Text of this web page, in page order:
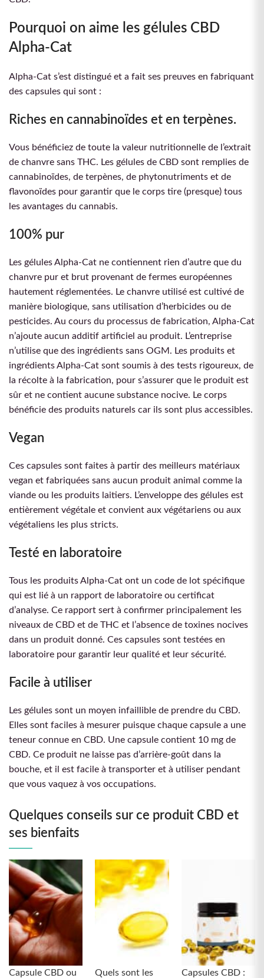
Pourquoi on aime les gélules CBD
Alpha-Cat
Alpha-Cat s’est distingué et a fait ses preuves en fabriquant
des capsules qui sont :
Riches en cannabinoïdes et en terpènes.
Vous bénéficiez de toute la valeur nutritionnelle de l’extrait
de chanvre sans THC. Les gélules de CBD sont remplies de
cannabinoïdes, de terpènes, de phytonutriments et de
flavonoïdes pour garantir que le corps tire (presque) tous
les avantages du cannabis.
100% pur
Les gélules Alpha-Cat ne contiennent rien d’autre que du
chanvre pur et brut provenant de fermes européennes
hautement réglementées. Le chanvre utilisé est cultivé de
manière biologique, sans utilisation d’herbicides ou de
pesticides. Au cours du processus de fabrication, Alpha-Cat
n’ajoute aucun additif artificiel au produit. L’entreprise
n’utilise que des ingrédients sans OGM. Les produits et
ingrédients Alpha-Cat sont soumis à des tests rigoureux, de
la récolte à la fabrication, pour s’assurer que le produit est
sûr et ne contient aucune substance nocive. Le corps
bénéficie des produits naturels car ils sont plus accessibles.
Vegan
Ces capsules sont faites à partir des meilleurs matériaux
vegan et fabriquées sans aucun produit animal comme la
viande ou les produits laitiers. L’enveloppe des gélules est
entièrement végétale et convient aux végétariens ou aux
végétaliens les plus stricts.
Testé en laboratoire
Tous les produits Alpha-Cat ont un code de lot spécifique
qui est lié à un rapport de laboratoire ou certificat
d’analyse. Ce rapport sert à confirmer principalement les
niveaux de CBD et de THC et l’absence de toxines nocives
dans un produit donné. Ces capsules sont testées en
laboratoire pour garantir leur qualité et leur sécurité.
Facile à utiliser
Les gélules sont un moyen infaillible de prendre du CBD.
Elles sont faciles à mesurer puisque chaque capsule a une
teneur connue en CBD. Une capsule contient 10 mg de
CBD. Ce produit ne laisse pas d’arrière-goût dans la
bouche, et il est facile à transporter et à utiliser pendant
que vous vaquez à vos occupations.
Quelques conseils sur ce produit CBD et
ses bienfaits
Capsule CBD ou
Quels sont les
Capsules CBD :